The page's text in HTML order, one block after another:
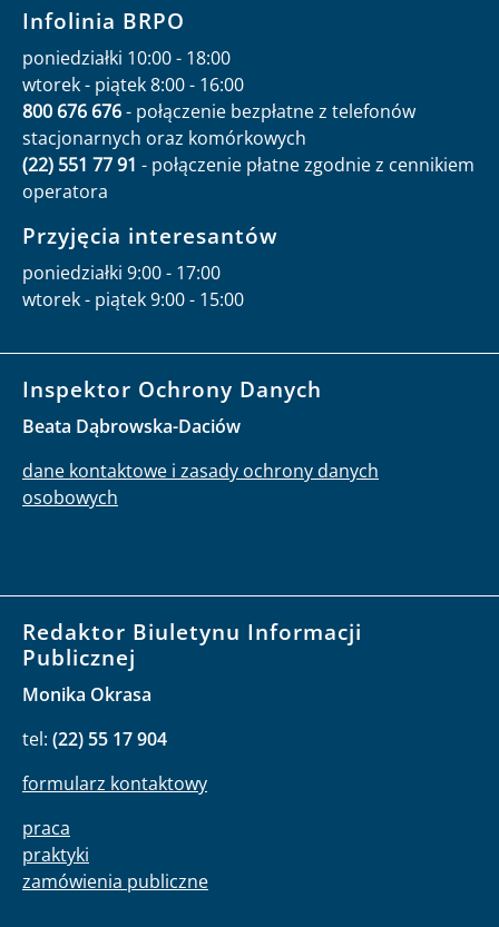
Infolinia BRPO
poniedziałki 10:00 - 18:00
wtorek - piątek 8:00 - 16:00
800 676 676- połączenie bezpłatne z telefonów
stacjonarnych oraz komórkowych
(22) 551 77 91 - połączenie płatne zgodnie z cennikiem
operatora
Przyjęcia interesantów
poniedziałki 9:00 - 17:00
wtorek - piątek 9:00 - 15:00
Inspektor Ochrony Danych
Beata Dąbrowska-Daciów
dane kontaktowe i zasady ochrony danych
osobowych
Redaktor Biuletynu Informacji
Publicznej
Monika Okrasa
tel: (22) 55 17 904
formularz kontaktowy
praca
praktyki
zamówienia publiczne